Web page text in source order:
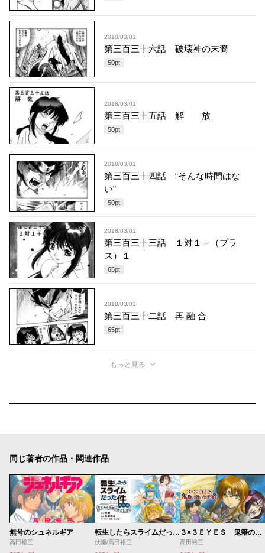
2018/03/01
第三百三十六話 破壊神の末裔
50pt
2018/03/01
第三百三十五話 解 放
50pt
2018/03/01
第三百三十四話 “そんな時間はな
い”
50pt
2018/03/01
第三百三十三話 １対１＋（プラ
ス）１
65pt
2018/03/01
第三百三十二話 再 融 合
65pt
もっと見る
同じ著者の作品・関連作品
無号のシュネルギア
高田裕三
転生したらスライムだった件 番外編 とある休暇の過ごし方
伏瀬/高田裕三
３×３ＥＹＥＳ 鬼籍の闇の契約者
高田裕三